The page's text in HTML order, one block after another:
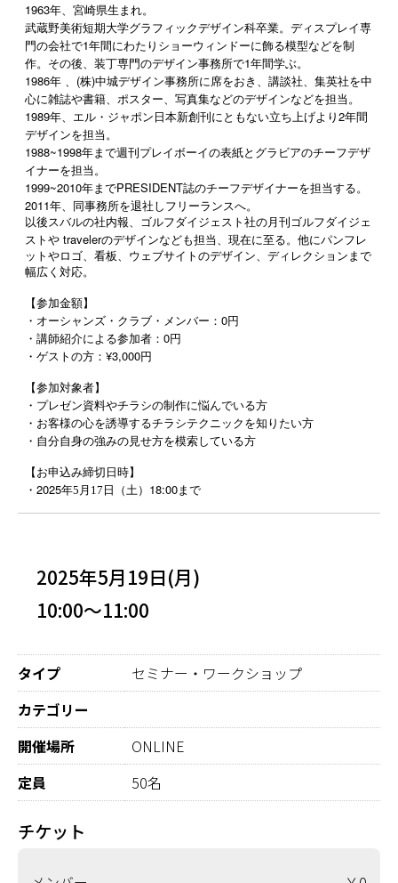
1963年、宮崎県生まれ。
武蔵野美術短期大学グラフィックデザイン科卒業。ディスプレイ専
門の会社で1年間にわたりショーウィンドーに飾る模型などを制
作。その後、装丁専門のデザイン事務所で1年間学ぶ。
1986年 、(株)中城デザイン事務所に席をおき、講談社、集英社を中
心に雑誌や書籍、ポスター、写真集などのデザインなどを担当。
1989年、エル・ジャポン日本新創刊にともない立ち上げより2年間
デザインを担当。
1988~1998年まで週刊プレイボーイの表紙とグラビアのチーフデザ
イナーを担当。
1999~2010年までPRESIDENT誌のチーフデザイナーを担当する。
2011年、同事務所を退社しフリーランスへ。
以後スバルの社内報、ゴルフダイジェスト社の月刊ゴルフダイジェ
ストや travelerのデザインなども担当、現在に至る。他にパンフレ
ットやロゴ、看板、ウェブサイトのデザイン、ディレクションまで
幅広く対応。
【参加金額】
・オーシャンズ・クラブ・メンバー：0円
・講師紹介による参加者：0円
・ゲストの方：¥3,000円
【参加対象者】
・プレゼン資料やチラシの制作に悩んでいる方
・お客様の心を誘導するチラシテクニックを知りたい方
・自分自身の強みの見せ方を模索している方
【お申込み締切日時】
・ 2025年5 月17日 （土） 18:00まで
2025年5月19日(月)
10:00～11:00
タイプ
セミナー・ワークショップ
カテゴリー
開催場所
ONLINE
定員
50名
チケット